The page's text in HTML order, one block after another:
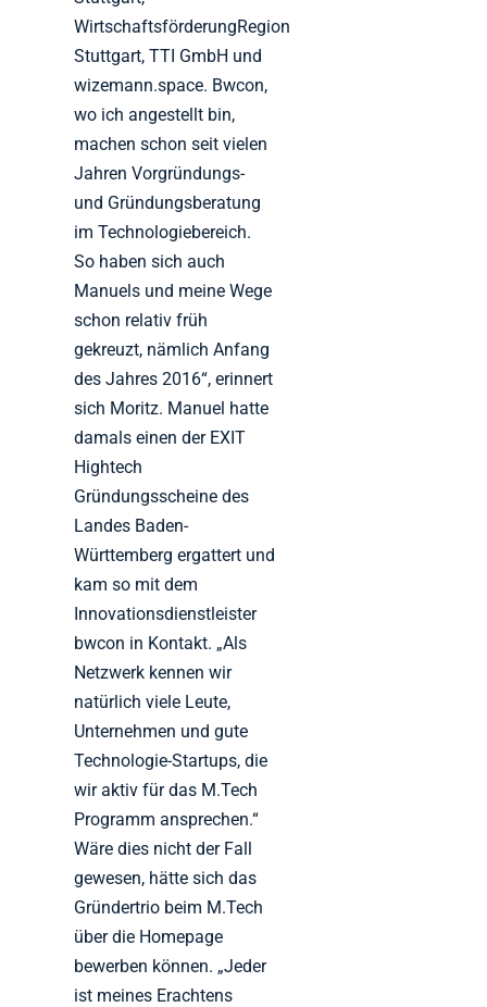
WirtschaftsförderungRegion
Stuttgart, TTI GmbH und
wizemann.space. Bwcon,
wo ich angestellt bin,
machen schon seit vielen
Jahren Vorgründungs-
und Gründungsberatung
im Technologiebereich.
So haben sich auch
Manuels und meine Wege
schon relativ früh
gekreuzt, nämlich Anfang
des Jahres 2016“, erinnert
sich Moritz. Manuel hatte
damals einen der EXIT
Hightech
Gründungsscheine des
Landes Baden-
Württemberg ergattert und
kam so mit dem
Innovationsdienstleister
bwcon in Kontakt. „Als
Netzwerk kennen wir
natürlich viele Leute,
Unternehmen und gute
Technologie-Startups, die
wir aktiv für das M.Tech
Programm ansprechen.“
Wäre dies nicht der Fall
gewesen, hätte sich das
Gründertrio beim M.Tech
über die Homepage
bewerben können. „Jeder
ist meines Erachtens